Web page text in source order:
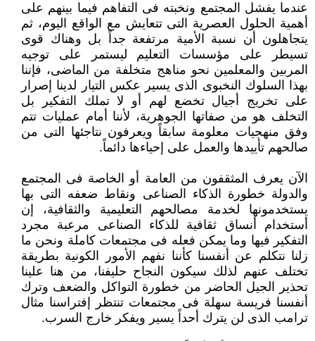
عندما يفشل المجتمع ونخبته فى التفاهم فيما بينهم على
أهمية الحلول العصرية التى تتعايش مع الواقع اليوم، ثم
يتجاهلون أن ‏نسبة الأمية مرتفعة جداً بل وهناك قوى
تسيطر على مؤسسات التعليم ليستمر على توجيه
المربين والمعلمين نحو مناهج متخلفة ‏من الماضى، فإننا
بهذا السلوك النخبوى الذى يسير عكس التيار لدينا إصرار
على تخريج أجيال تخضع لهم أو لا تملك التفكير بل
‏التخلف هو من صفاتها الجوهرية، لأننا أمام عمليات تتم
وفق منهجيات معلومة سابقاً ويعرفون نتاجئها التى من
صالحهم تأييدها ‏والعمل على إحياءها دائماً.‏
الآن يعرف المثقفون من العامة أو الخاصة فى المجتمع
والدولة خطورة الذكاء الصناعى ونقاط ضعفه التى بها
يستخدمونها لخدمة ‏مصالحهم التعليمية والثقافية، إن
أستخدام أنساق ثقافية للذكاء الصناعى مرعبة مجرد
التفكير فيها وما يمكن فعله فى مجتمعات ‏كاملة ونحن ما
زلنا نتكلم عن أنفسنا كأننا نفهم الأمور الكونية بطريقة
تختلف عنهم لذلك سيكون النجاح حليفنا، من هنا علينا
‏تحذير الجيل الحاضر من خطورة التواكل والضعف وترك
أنفسنا فريسة سهلة فى مجتمعات تنتظر إفتراسنا مثال
ترامب الذى لن يترك ‏أحداً يسير ويفكر خارج السرب.‏